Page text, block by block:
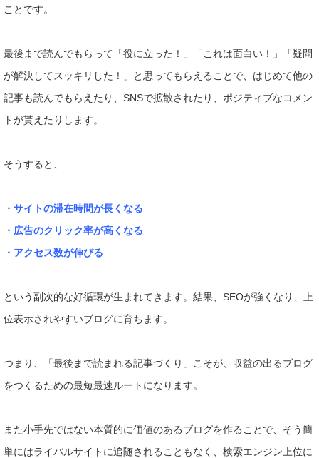
ことです。
最後まで読んでもらって「役に立った！」「これは面白い！」「疑 問
が解決してスッキリした！」と思ってもらえることで、はじめて他の
記事も読んでもらえたり、SNSで拡散されたり、ポジティブなコメン
トが貰えたりします。
そうすると、
・サイトの滞在時間が長くなる
・広告のクリック率が高くなる
・アクセス数が伸びる
という副次的な好循環が生まれてきます。結果、SEOが強くなり 、上
位表示されやすいブログに育ちます。
つまり、「最後まで読まれる記事づくり」こそが、収益の出るブロ グ
をつくるための最短最速ルートになります。
また小手先ではない本質的に価値のあるブログを作ることで、そう 簡
単にはライバルサイトに追随されることもなく、検索エンジン上位に